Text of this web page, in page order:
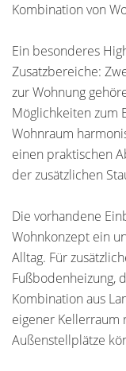
Kombination von
Ein besonderes
Zusatzbereiche:
zur Wohnung
Möglichkeiten zum
Wohnraum
einen praktischen
der zusätzlichen
Die vorhandene
Wohnkonzept ein
Alltag. Für
Fußbodenheizung,
Kombination aus
eigener Kellerraum
Außenstellplätze